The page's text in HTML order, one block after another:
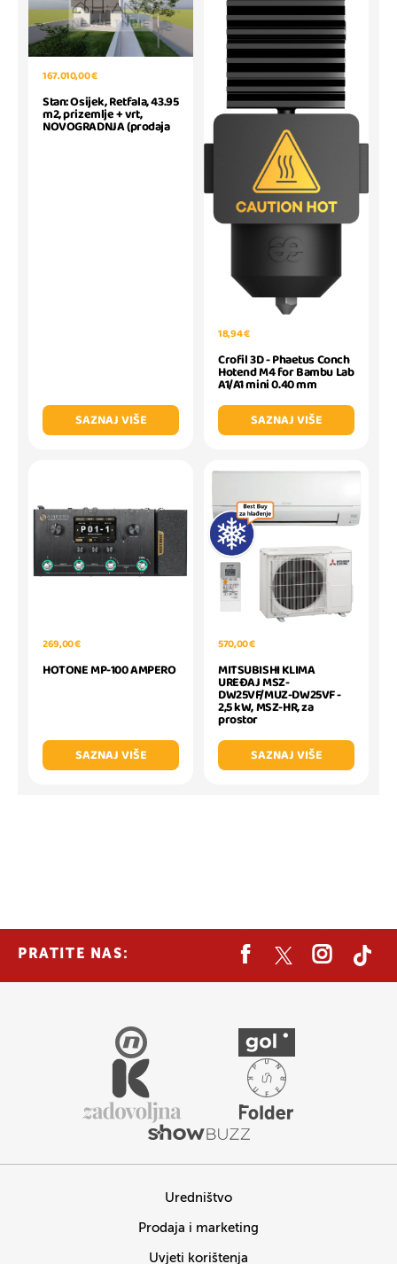
167.010,00 €
Stan: Osijek, Retfala, 43.95
m2, prizemlje + vrt,
NOVOGRADNJA (prodaja
SAZNAJ VIŠE
18,94 €
Crofil 3D - Phaetus Conch
Hotend M4 for Bambu Lab
A1/A1 mini 0.40 mm
SAZNAJ VIŠE
269,00 €
HOTONE MP-100 AMPERO
SAZNAJ VIŠE
570,00 €
MITSUBISHI KLIMA
UREĐAJ MSZ-
DW25VF/MUZ-DW25VF -
2,5 kW, MSZ-HR, za
prostor
SAZNAJ VIŠE
PRATITE NAS:
Uredništvo
Prodaja i marketing
Uvjeti korištenja